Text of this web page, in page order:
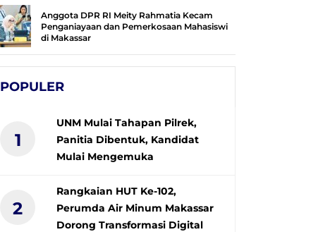
Anggota DPR RI Meity Rahmatia Kecam
Penganiayaan dan Pemerkosaan Mahasiswi
di Makassar
POPULER
1
UNM Mulai Tahapan Pilrek,
Panitia Dibentuk, Kandidat
Mulai Mengemuka
2
Rangkaian HUT Ke-102,
Perumda Air Minum Makassar
Dorong Transformasi Digital